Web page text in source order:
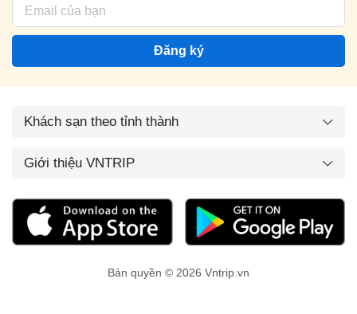
Đăng ký
Khách sạn theo tỉnh thành
Giới thiệu VNTRIP
Bản quyền © 2026 Vntrip.vn